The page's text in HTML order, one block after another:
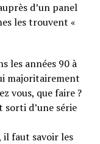
d’un panel
les trouvent «
les années 90 à
majoritairement
vous, que faire ?
d’une série
il faut savoir les